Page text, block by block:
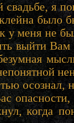
я
было
у меня не
выйти
осознал,
когда